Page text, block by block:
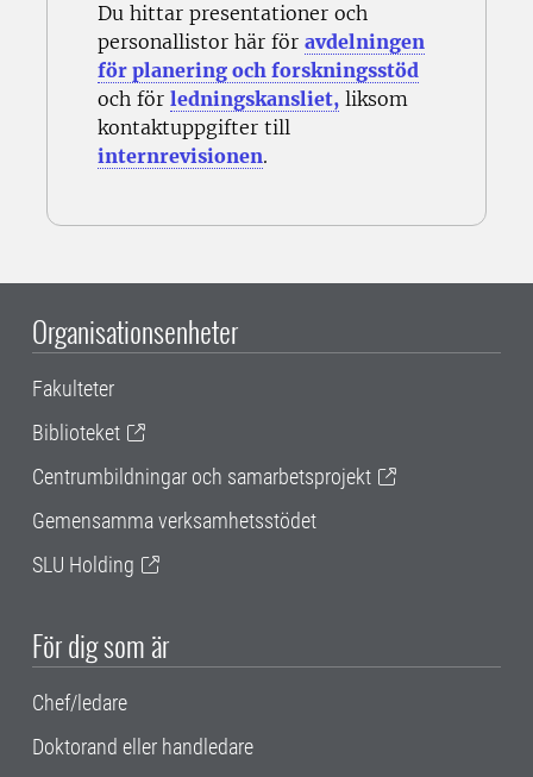
Du hittar presentationer och
personallistor här för avdelningen
för planering och forskningsstöd
och för ledningskansliet, liksom
kontaktuppgifter till
internrevisionen.
Organisationsenheter
Fakulteter
Biblioteket
Centrumbildningar och samarbetsprojekt
Gemensamma verksamhetsstödet
SLU Holding
För dig som är
Chef/ledare
Doktorand eller handledare